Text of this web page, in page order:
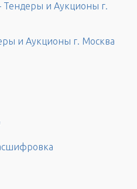
Тендеры и Аукционы г.
и Аукционы г. Москва